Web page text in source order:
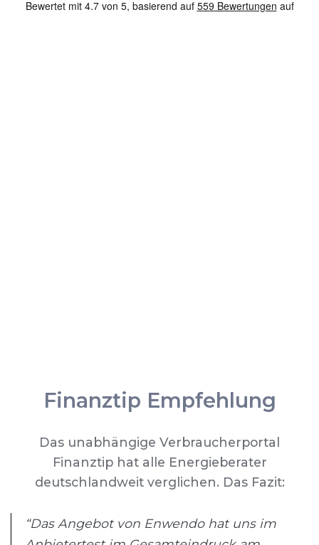
Finanztip Empfehlung
Das unabhängige Verbraucherportal
Finanztip hat alle Energieberater
deutschlandweit verglichen. Das Fazit:
“Das Angebot von Enwendo hat uns im